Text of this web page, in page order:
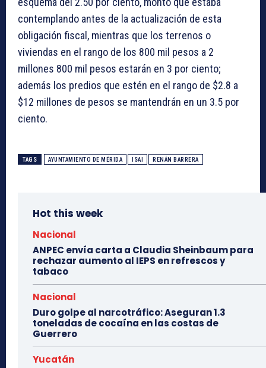
contemplando antes de la actualización de esta
obligación fiscal, mientras que los terrenos o
viviendas en el rango de los 800 mil pesos a 2
millones 800 mil pesos estarán en 3 por ciento;
además los predios que estén en el rango de $2.8 a
$12 millones de pesos se mantendrán en un 3.5 por
ciento.
TAGS AYUNTAMIENTO DE MÉRIDA ISAI RENÁN BARRERA
Hot this week
Nacional
ANPEC envía carta a Claudia Sheinbaum para
rechazar aumento al IEPS en refrescos y
tabaco
Nacional
Duro golpe al narcotráfico: Aseguran 1.3
toneladas de cocaína en las costas de
Guerrero
Yucatán